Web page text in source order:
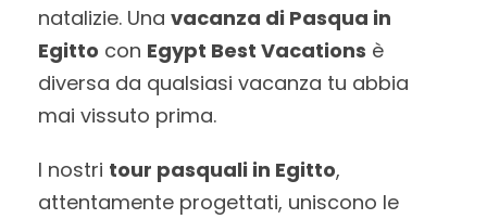
natalizie. Una vacanza di Pasqua in
Egitto con Egypt Best Vacations è
diversa da qualsiasi vacanza tu abbia
mai vissuto prima.
I nostri tour pasquali in Egitto,
attentamente progettati, uniscono le